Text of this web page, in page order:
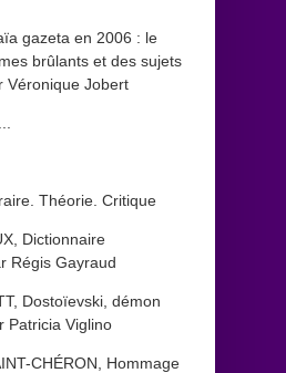
gazeta en 2006 : le
brûlants et des sujets
Véronique Jobert
Théorie. Critique
Dictionnaire
Régis Gayraud
Dostoïevski, démon
Patricia Viglino
CHÉRON, Hommage